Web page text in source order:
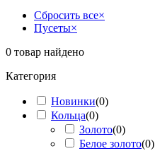
Сбросить все×
Пусеты×
0 товар найдено
Категория
Новинки(0)
Кольца(0)
Золото(0)
Белое золото(0)